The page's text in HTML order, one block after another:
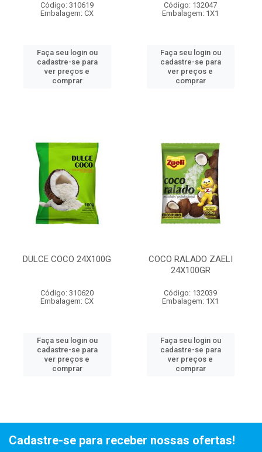
Código: 310619
Embalagem: CX
Faça seu login ou
cadastre-se para
ver preços e
comprar
Código: 132047
Embalagem: 1X1
Faça seu login ou
cadastre-se para
ver preços e
comprar
DULCE COCO 24X100G
Código: 310620
Embalagem: CX
Faça seu login ou
cadastre-se para
ver preços e
comprar
COCO RALADO ZAELI
24X100GR
Código: 132039
Embalagem: 1X1
Faça seu login ou
cadastre-se para
ver preços e
comprar
Cadastre-se para receber nossas ofertas!